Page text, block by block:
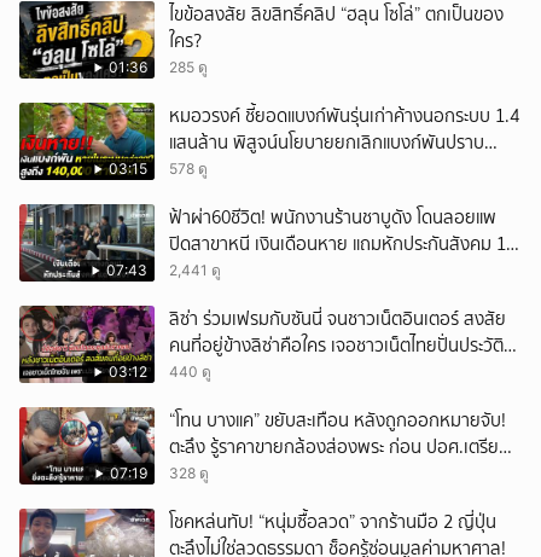
01:36
ไขข้อสงสัย ลิขสิทธิ์คลิป “ฮลุน โซโล่” ตกเป็นของ
ใคร?
285 ดู
03:15
หมอวรงค์ ชี้ยอดแบงก์พันรุ่นเก่าค้างนอกระบบ 1.4
แสนล้าน พิสูจน์นโยบายยกเลิกแบงก์พันปราบ
ธุรกิจสีเทา
578 ดู
07:43
ฟ้าผ่า60ชีวิต! พนักงานร้านชาบูดัง โดนลอยแพ
ปิดสาขาหนี เงินเดือนหาย แถมหักประกันสังคม 11
เดือนแต่ไม่ส่ง?
2,441 ดู
03:12
ลิซ่า ร่วมเฟรมกับซันนี่ จนชาวเน็ตอินเตอร์ สงสัย
คนที่อยู่ข้างลิซ่าคือใคร เจอชาวเน็ตไทยปั่นประวัติ
ชายคนนี้ไม่ธรรมดา
440 ดู
07:19
“โทน บางแค” ขยับสะเทือน หลังถูกออกหมายจับ!
ตะลึง รู้ราคาขายกล้องส่องพระ ก่อน ปอศ.เตรียม
บุกรวบ?
328 ดู
โชคหล่นทับ! “หนุ่มซื้อลวด” จากร้านมือ 2 ญี่ปุ่น
ตะลึงไม่ใช่ลวดธรรมดา ช็อครู้ซ่อนมูลค่ามหาศาล!